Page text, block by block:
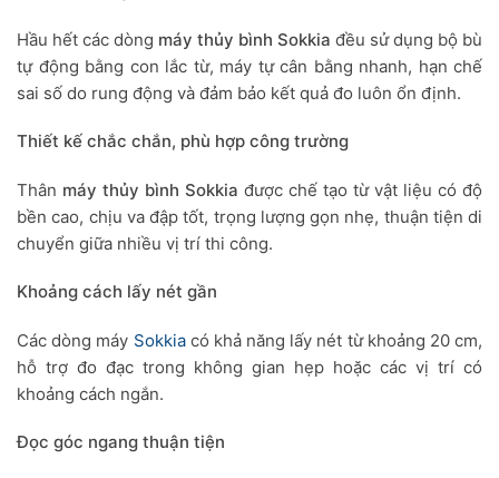
Hầu hết các dòng máy thủy bình Sokkia đều sử dụng bộ bù
tự động bằng con lắc từ, máy tự cân bằng nhanh, hạn chế
sai số do rung động và đảm bảo kết quả đo luôn ổn định.
Thiết kế chắc chắn, phù hợp công trường
Thân máy thủy bình Sokkia được chế tạo từ vật liệu có độ
bền cao, chịu va đập tốt, trọng lượng gọn nhẹ, thuận tiện di
chuyển giữa nhiều vị trí thi công.
Khoảng cách lấy nét gần
Các dòng máy Sokkiacó khả năng lấy nét từ khoảng 20 cm,
hỗ trợ đo đạc trong không gian hẹp hoặc các vị trí có
khoảng cách ngắn.
Đọc góc ngang thuận tiện